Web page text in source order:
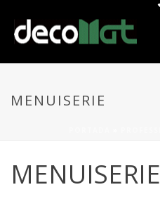
MENUISERIE
MENUISERIE